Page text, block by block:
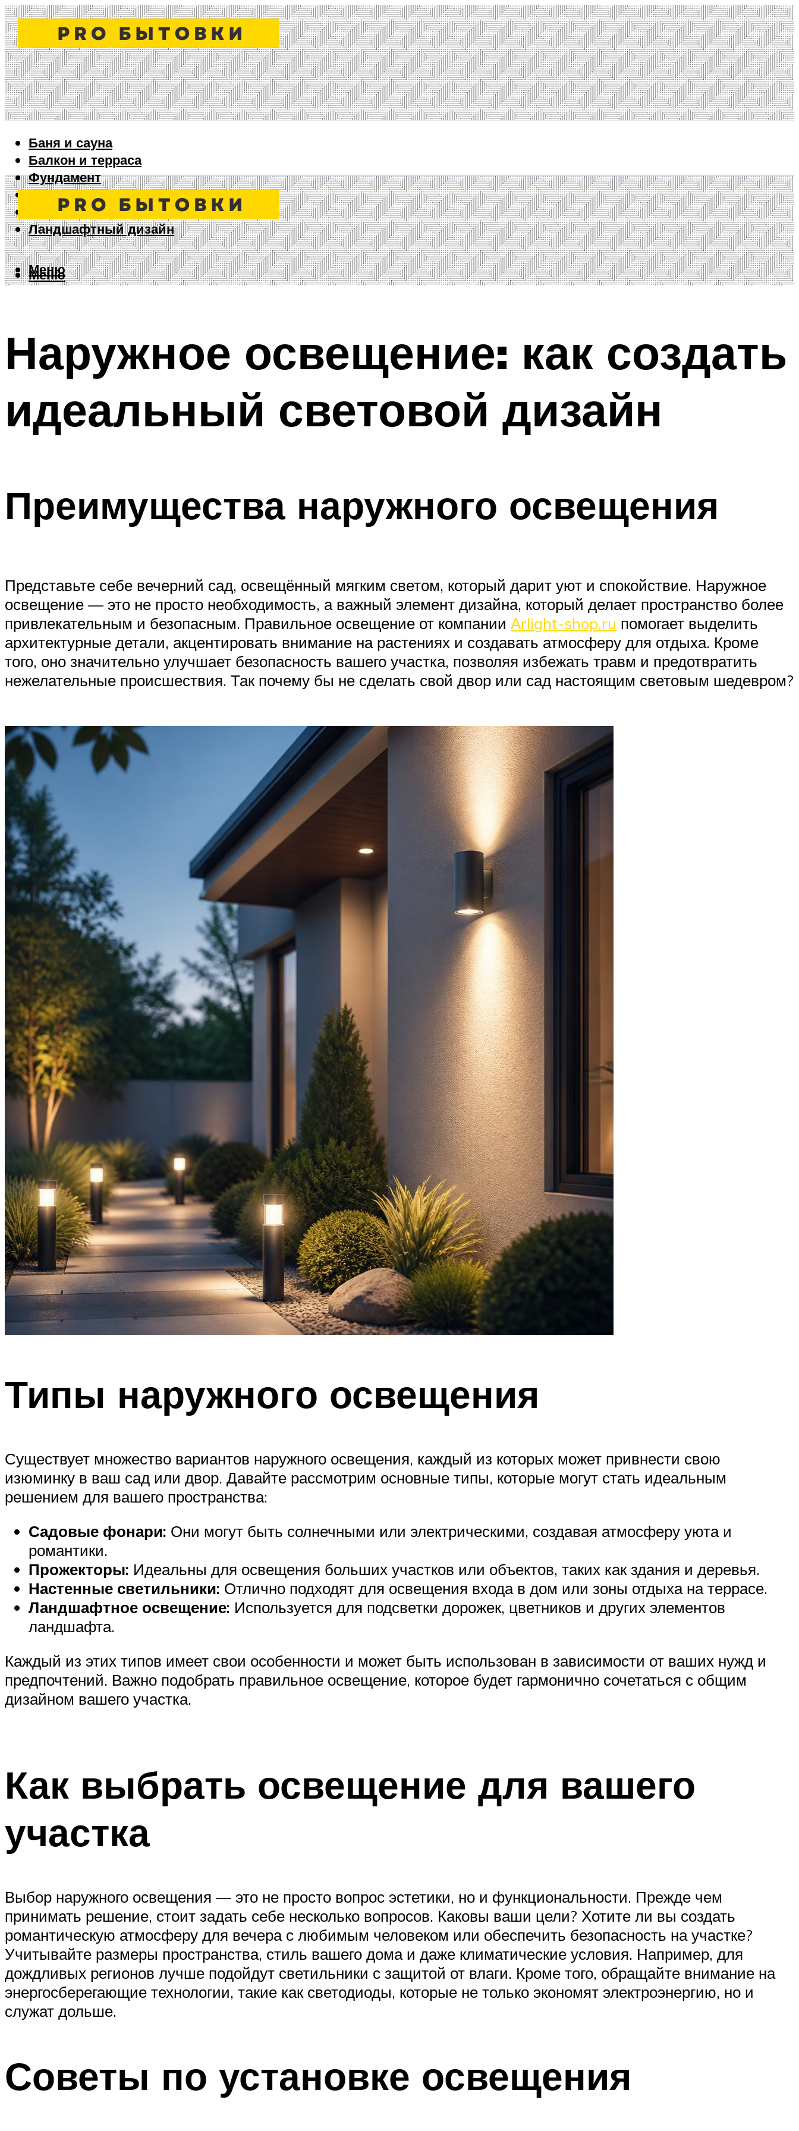
Баня и сауна
Балкон и терраса
Фундамент
Ворота и забор
Дизайн интерьера
Ландшафтный дизайн
Меню
Меню
Наружное освещение: как создать
идеальный световой дизайн
Преимущества наружного освещения
Представьте себе вечерний сад, освещённый мягким светом, который дарит уют и спокойствие. Наружное
освещение — это не просто необходимость, а важный элемент дизайна, который делает пространство более
привлекательным и безопасным. Правильное освещение от компании Аrlight-shop.ru помогает выделить
архитектурные детали, акцентировать внимание на растениях и создавать атмосферу для отдыха. Кроме
того, оно значительно улучшает безопасность вашего участка, позволяя избежать травм и предотвратить
нежелательные происшествия. Так почему бы не сделать свой двор или сад настоящим световым шедевром?
Типы наружного освещения
Существует множество вариантов наружного освещения, каждый из которых может привнести свою
изюминку в ваш сад или двор. Давайте рассмотрим основные типы, которые могут стать идеальным
решением для вашего пространства:
Садовые фонари: Они могут быть солнечными или электрическими, создавая атмосферу уюта и
романтики.
Прожекторы: Идеальны для освещения больших участков или объектов, таких как здания и деревья.
Настенные светильники: Отлично подходят для освещения входа в дом или зоны отдыха на террасе.
Ландшафтное освещение: Используется для подсветки дорожек, цветников и других элементов
ландшафта.
Каждый из этих типов имеет свои особенности и может быть использован в зависимости от ваших нужд и
предпочтений. Важно подобрать правильное освещение, которое будет гармонично сочетаться с общим
дизайном вашего участка.
Как выбрать освещение для вашего
участка
Выбор наружного освещения — это не просто вопрос эстетики, но и функциональности. Прежде чем
принимать решение, стоит задать себе несколько вопросов. Каковы ваши цели? Хотите ли вы создать
романтическую атмосферу для вечера с любимым человеком или обеспечить безопасность на участке?
Учитывайте размеры пространства, стиль вашего дома и даже климатические условия. Например, для
дождливых регионов лучше подойдут светильники с защитой от влаги. Кроме того, обращайте внимание на
энергосберегающие технологии, такие как светодиоды, которые не только экономят электроэнергию, но и
служат дольше.
Советы по установке освещения